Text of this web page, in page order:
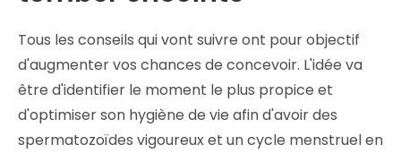
Tous les conseils qui vont suivre ont pour objectif
d'augmenter vos chances de concevoir. L'idée va
être d'identifier le moment le plus propice et
d'optimiser son hygiène de vie afin d'avoir des
spermatozoïdes vigoureux et un cycle menstruel en